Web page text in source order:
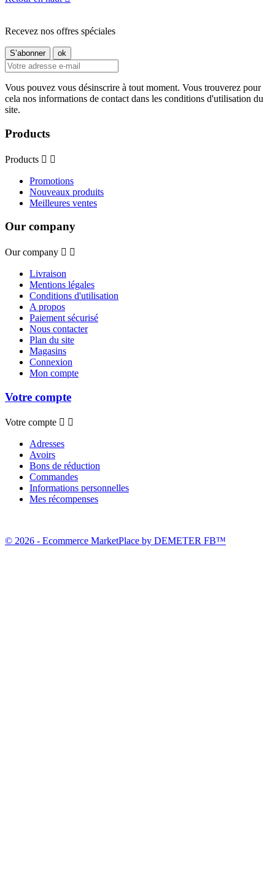
Recevez nos offres spéciales
Vous pouvez vous désinscrire à tout moment. Vous trouverez pour
cela nos informations de contact dans les conditions d'utilisation du
site.
Products
Products  
Promotions
Nouveaux produits
Meilleures ventes
Our company
Our company  
Livraison
Mentions légales
Conditions d'utilisation
A propos
Paiement sécurisé
Nous contacter
Plan du site
Magasins
Connexion
Mon compte
Votre compte
Votre compte  
Adresses
Avoirs
Bons de réduction
Commandes
Informations personnelles
Mes récompenses
© 2026 - Ecommerce MarketPlace by DEMETER FB™